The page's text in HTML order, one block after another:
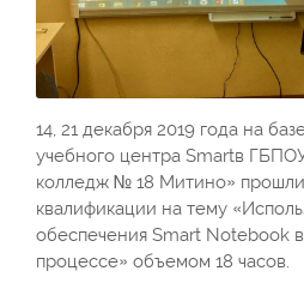
14, 21 декабря 2019 года на
учебного центра Smartв
колледж № 18 Митино»
квалификации на тему
обеспечения Smart Notebook
процессе» объемом 18 часов.